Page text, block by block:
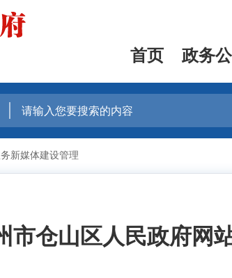
首页 政务
新媒体建设管理
市仓山区人民政府网